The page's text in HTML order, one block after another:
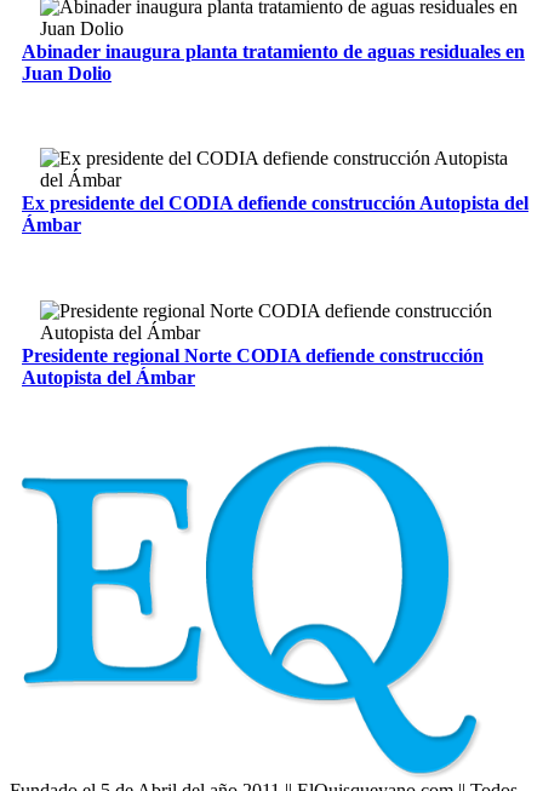
Abinader inaugura planta tratamiento de aguas residuales en
Juan Dolio
Ex presidente del CODIA defiende construcción Autopista del
Ámbar
Presidente regional Norte CODIA defiende construcción
Autopista del Ámbar